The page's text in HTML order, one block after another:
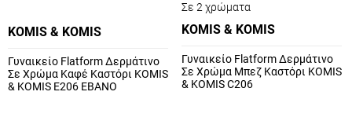
KOMIS & KOMIS
Γυναικείο Flatform Δερμάτινο
Σε Χρώμα Καφέ Καστόρι KOMIS
& KOMIS E206 EBANO
Σε 2 χρώματα
KOMIS & KOMIS
Γυναικείο Flatform Δερμάτινο
Σε Χρώμα Μπεζ Καστόρι KOMIS
& KOMIS C206